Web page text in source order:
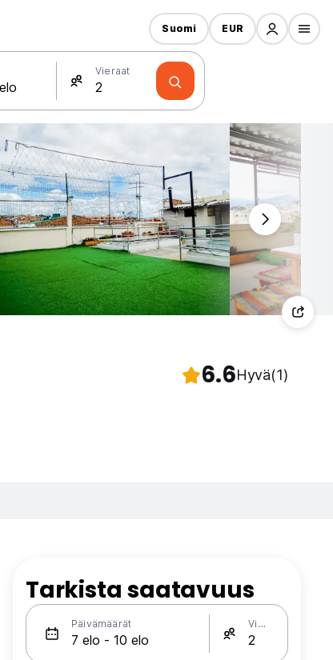
Vieraat
Suomi EUR
6.6Hyvä(1)
Tarkista saatavuus
Päivämäärät Vieraat